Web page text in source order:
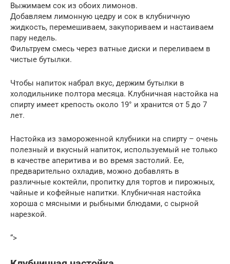
Выжимаем сок из обоих лимонов.
Добавляем лимонную цедру и сок в клубничную
жидкость, перемешиваем, закупориваем и настаиваем
пару недель.
Фильтруем смесь через ватные диски и переливаем в
чистые бутылки.
Чтобы напиток набрал вкус, держим бутылки в
холодильнике полтора месяца. Клубничная настойка на
спирту имеет крепость около 19° и хранится от 5 до 7
лет.
Настойка из замороженной клубники на спирту – очень
полезный и вкусный напиток, используемый не только
в качестве аперитива и во время застолий. Ее,
предварительно охладив, можно добавлять в
различные коктейли, пропитку для тортов и пирожных,
чайные и кофейные напитки. Клубничная настойка
хороша с мясными и рыбными блюдами, с сырной
нарезкой.
“>